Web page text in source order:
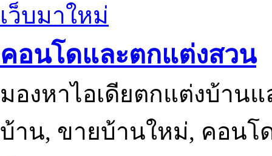
เว็บมาใหม่
คอนโดและตกแต่งสวน
มองหาไอเดียตกแต่งบ้าน
บ้าน, ขายบ้านใหม่, คอนโ